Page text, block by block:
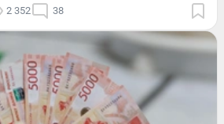
2 352 38